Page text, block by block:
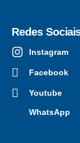
Redes
Instagram
Facebook
Youtube
WhatsApp